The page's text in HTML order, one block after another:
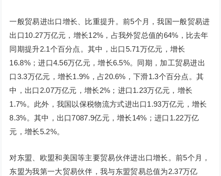
一般贸易进出口增长、比重提升。前5个月，我国一般贸易进
出口10.27万亿元，增长12%，占我外贸总值的64%，比去年
同期提升2.1个百分点。其中，出口5.71万亿元，增长
16.8%；进口4.56万亿元，增长6.5%。同期，加工贸易进出
口3.3万亿元，增长1.9%，占20.6%，下滑1.3个百分点。其
中，出口2.07万亿元，增长2%；进口1.23万亿元，增长
1.7%。此外，我国以保税物流方式进出口1.93万亿元，增长
8.3%。其中，出口7087.9亿元，增长14%；进口1.22万亿
元，增长5.2%。
对东盟、欧盟和美国等主要贸易伙伴进出口增长。前5个月，
东盟为我第一大贸易伙伴，我与东盟贸易总值为2.37万亿